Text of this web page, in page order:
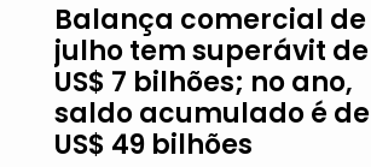
Balança comercial de
julho tem superávit de
US$ 7 bilhões; no ano,
saldo acumulado é de
US$ 49 bilhões